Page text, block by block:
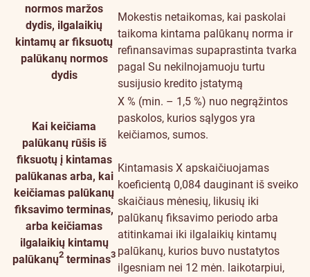
normos maržos
dydis, ilgalaikių
kintamų ar fiksuotų
palūkanų normos
dydis
Mokestis netaikomas, kai paskolai
taikoma kintama palūkanų norma ir
refinansavimas supaprastinta tvarka
pagal Su nekilnojamuoju turtu
susijusio kredito įstatymą
Kai keičiama
palūkanų rūšis iš
fiksuotų į kintamas
palūkanas arba, kai
keičiamas palūkanų
fiksavimo terminas,
arba keičiamas
ilgalaikių kintamų
palūkanų2 terminas3
X % (min. – 1,5 %) nuo negrąžintos
paskolos, kurios sąlygos yra
keičiamos, sumos.
Kintamasis X apskaičiuojamas
koeficientą 0,084 dauginant iš sveiko
skaičiaus mėnesių, likusių iki
palūkanų fiksavimo periodo arba
atitinkamai iki ilgalaikių kintamų
palūkanų, kurios buvo nustatytos
ilgesniam nei 12 mėn. laikotarpiui,